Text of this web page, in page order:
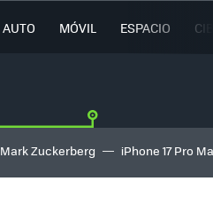
AUTO MÓVIL ESPACIO
Mark Zuckerberg iPhone 17 Pro